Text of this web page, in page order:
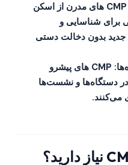
اسکن کوکی با هوش مصنوعی: CMP های مدرن از اسکن
برای شناسایی و
بدون دخالت دستی
همگام‌سازی رضایت بین دستگاه‌ها: CMP های پیشرو
در دستگاه‌ها و نشست‌ها
می‌کنند.